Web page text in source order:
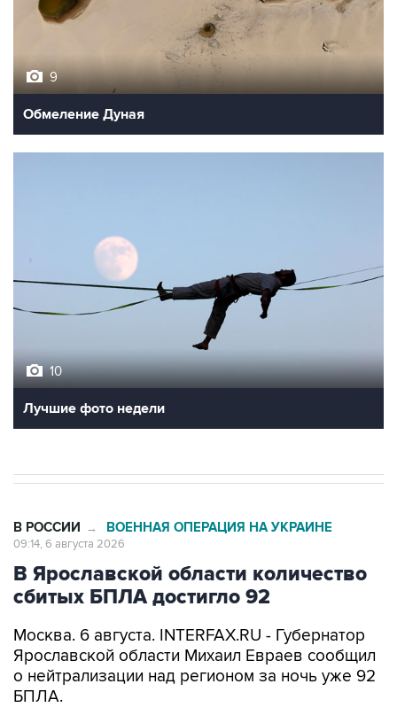
9
Обмеление Дуная
10
Лучшие фото недели
В РОССИИ → ВОЕННАЯ ОПЕРАЦИЯ НА УКРАИНЕ
09:14, 6 августа 2026
В Ярославской области количество
сбитых БПЛА достигло 92
Москва. 6 августа. INTERFAX.RU - Губернатор
Ярославской области Михаил Евраев сообщил
о нейтрализации над регионом за ночь уже 92
БПЛА.